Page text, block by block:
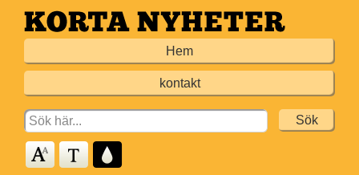
Hoppa
till
Hem
kontakt
Search
for: